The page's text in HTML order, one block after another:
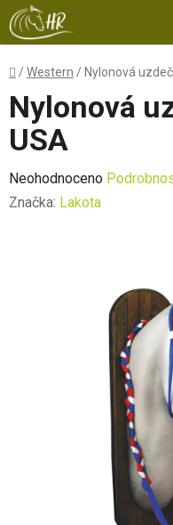
Přejít
na
obsah
Domů
/Western / Nylonová
Nylonová
USA
Průměrné
hodnocení
Neohodnoceno
Značka: Lakota